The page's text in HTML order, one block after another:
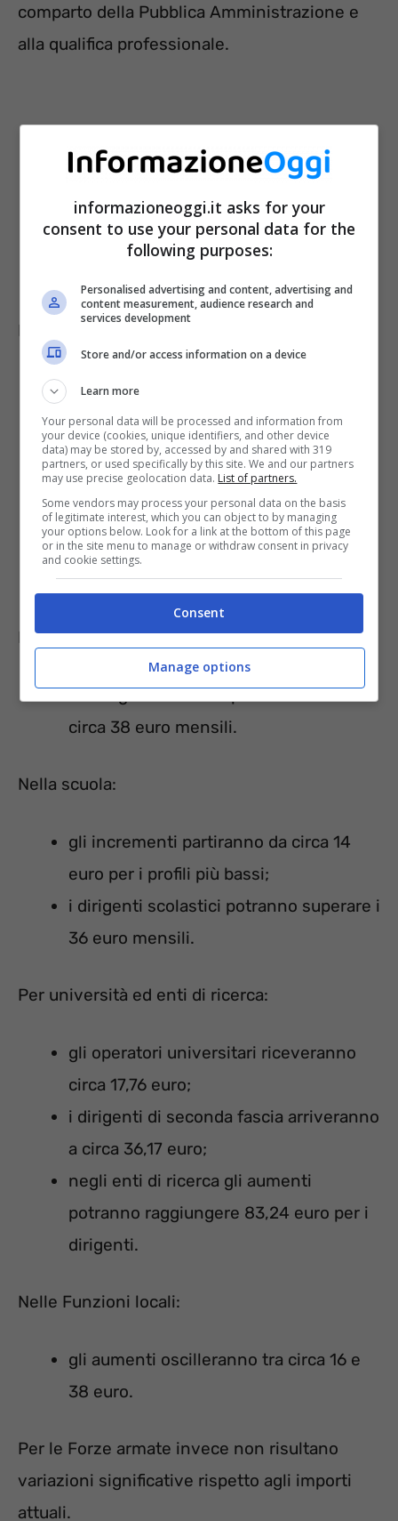
comparto della Pubblica Amministrazione e
alla qualifica professionale.
Nei ministeri:
i dirigenti di prima fascia passeranno
da 46,23 a 49,08 euro mensili;
i dirigenti di seconda fascia
riceveranno circa 38,47 euro;
i funzionari avranno circa 21,14 euro;
gli assistenti circa 17,40 euro;
gli operatori circa 16,54 euro.
Nel comparto sanitario:
un dirigente medico potrà arrivare a
circa 38 euro mensili.
Nella scuola:
gli incrementi partiranno da circa 14
euro per i profili più bassi;
i dirigenti scolastici potranno superare i
36 euro mensili.
Per università ed enti di ricerca:
gli operatori universitari riceveranno
circa 17,76 euro;
i dirigenti di seconda fascia arriveranno
a circa 36,17 euro;
negli enti di ricerca gli aumenti
potranno raggiungere 83,24 euro per i
dirigenti.
Nelle Funzioni locali:
gli aumenti oscilleranno tra circa 16 e
38 euro.
Per le Forze armate invece non risultano
variazioni significative rispetto agli importi
attuali.
informazioneoggi.it asks for your
consent to use your personal data for the
following purposes:
Personalised advertising and content, advertising and
content measurement, audience research and
services development
Store and/or access information on a device
Learn more
Your personal data will be processed and information from
your device (cookies, unique identifiers, and other device
data) may be stored by, accessed by and shared with 319
partners, or used specifically by this site. We and our partners
may use precise geolocation data. List of partners.
Some vendors may process your personal data on the basis
of legitimate interest, which you can object to by managing
your options below. Look for a link at the bottom of this page
or in the site menu to manage or withdraw consent in privacy
and cookie settings.
Consent
Manage options